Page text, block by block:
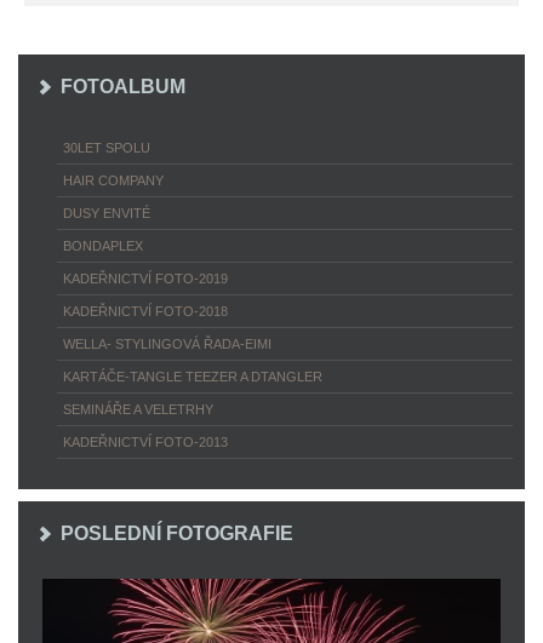
FOTOALBUM
30LET SPOLU
HAIR COMPANY
DUSY ENVITÉ
BONDAPLEX
KADEŘNICTVÍ FOTO-2019
KADEŘNICTVÍ FOTO-2018
WELLA- STYLINGOVÁ ŘADA-EIMI
KARTÁČE-TANGLE TEEZER A DTANGLER
SEMINÁŘE A VELETRHY
KADEŘNICTVÍ FOTO-2013
POSLEDNÍ FOTOGRAFIE